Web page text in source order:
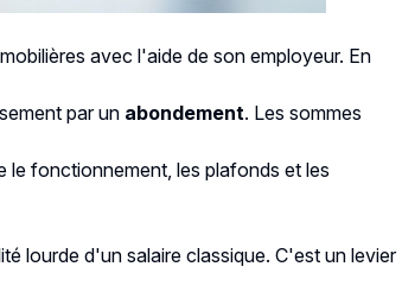
avec l'aide de son employeur. En
par un abondement. Les sommes
le fonctionnement, les plafonds et les
lourde d'un salaire classique. C'est un levier